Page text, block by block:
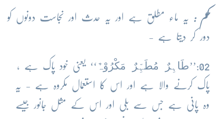
حکم : یہ ماء مطلق ہے اور یہ حدث اور نجاست دونوں کو
دور کر دیتا ہے -
02:’’ طَاہِرٌ مُطَہِّرٌ مَکْرُوْہٌ ‘‘ یعنی خود پاک ہے ،
پاک کرنے والا ہے اور اس کا استعمال مکروہ ہے - یہ
وہ پانی ہے جس سے بلی اور اس کے مثل جانور جیسے